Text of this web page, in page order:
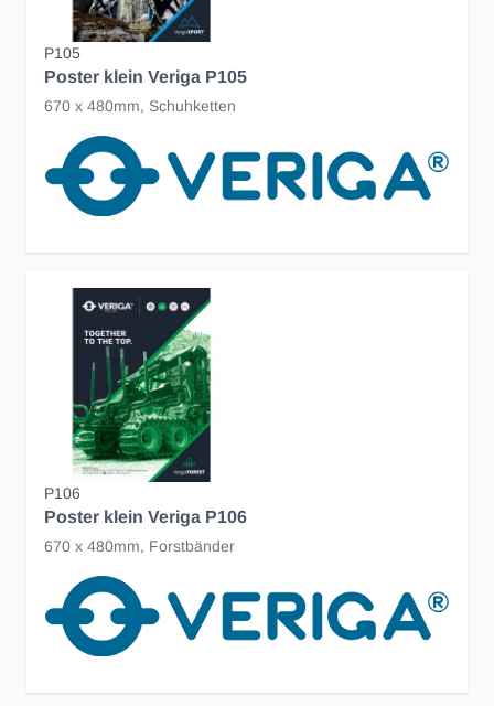
P105
Poster klein Veriga P105
670 x 480mm, Schuhketten
P106
Poster klein Veriga P106
670 x 480mm, Forstbänder